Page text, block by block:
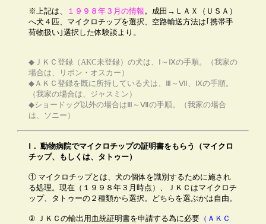
※上記は、 １９９８年３月の情報。成田→ＬＡＸ（ＵＳＡ）
へ犬４匹、マイクロチップを選択、空路輸送方法は｢携帯手
荷物扱い｣選択した体験談より。
◆ＪＫＣ登録（AKC未登録）の犬は、Ⅰ～Ⅸの手順。（我家の
場合は、リボン・オスカー）
◆ＡＫＣ登録を既に所持している犬は、Ⅲ～Ⅶ、Ⅸの手順。
（我家の場合は、ジャスミン）
◆ショードッグ以外の場合はⅢ～Ⅶの手順。（我家の場合
は、ソニー）
Ⅰ． 動物病院でマイクロチップの証明書をもらう
（マイクロ
チップ、もしくは、タトゥー）
① マイクロチップとは、犬の個体を識別するために施され
る処理。現在（１９９８年３月時点）、ＪＫＣはマイクロチ
ップ、タトゥーの２種類から選択。どちらを選ぶかは自由。
② ＪＫＣの輸出用血統証明書を申請する為に必要 （ＡＫＣ